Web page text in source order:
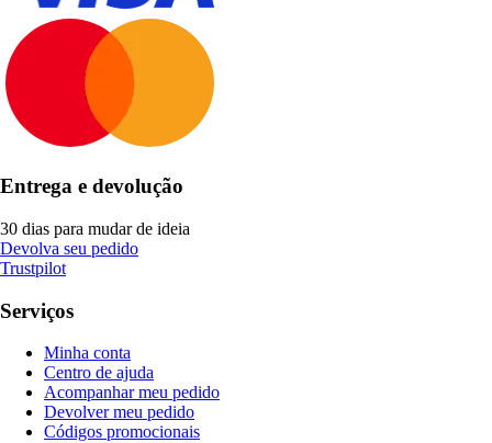
Entrega e devolução
30 dias para mudar de ideia
Devolva seu pedido
Trustpilot
Serviços
Minha conta
Centro de ajuda
Acompanhar meu pedido
Devolver meu pedido
Códigos promocionais